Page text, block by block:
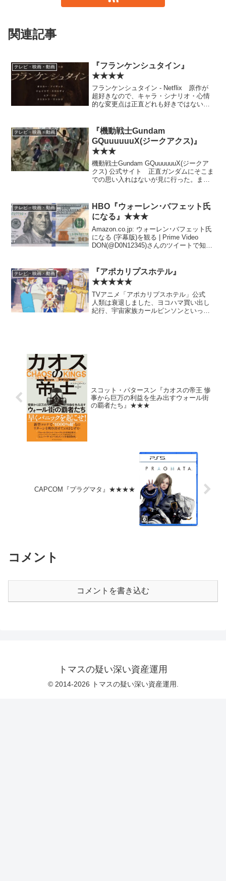
関連記事
テレビ・映画・動画
『フランケンシュタイン』
★★★★
フランケンシュタイン - Netflix 原作が
超好きなので、キャラ・シナリオ・心情
的な変更点は正直どれも好きではない。
ているものの、もはや同一モチーフの別
作品と言って...
テレビ・映画・動画
『機動戦士Gundam
GQuuuuuuX(ジークアクス)』
★★★
機動戦士Gundam GQuuuuuuX(ジークア
クス) 公式サイト 正直ガンダムにそこま
での思い入れはないが見に行った。まだ
タ。 後半は今のところ「カラー（≒旧
ガイナ...
テレビ・映画・動画
HBO『ウォーレン･バフェット氏
になる』★★★
Amazon.co.jp: ウォーレン･バフェット氏
になる (字幕版)を観る | Prime Video
DON(@D0N12345)さんのツイートで知っ
で新鮮味はなか...
テレビ・映画・動画
『アポカリプスホテル』
★★★★★
TVアニメ「アポカリプスホテル」公式
人類は衰退しました、ヨコハマ買い出し
紀行、宇宙家族カールビンソンといった
スコット・パタースン『カオスの帝王 惨
事から巨万の利益を生み出すウォール街
の覇者たち』★★★
CAPCOM『プラグマタ』★★★★
コメント
コメントを書き込む
トマスの疑い深い資産運用
© 2014-2026 トマスの疑い深い資産運用.